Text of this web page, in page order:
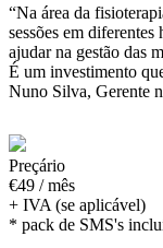
“Na área da
sessões em
ajudar na gestão das
É um investimento
Nuno Silva, Gerente
Preçário
€49 / mês
+ IVA (se aplicável)
* pack de SMS's